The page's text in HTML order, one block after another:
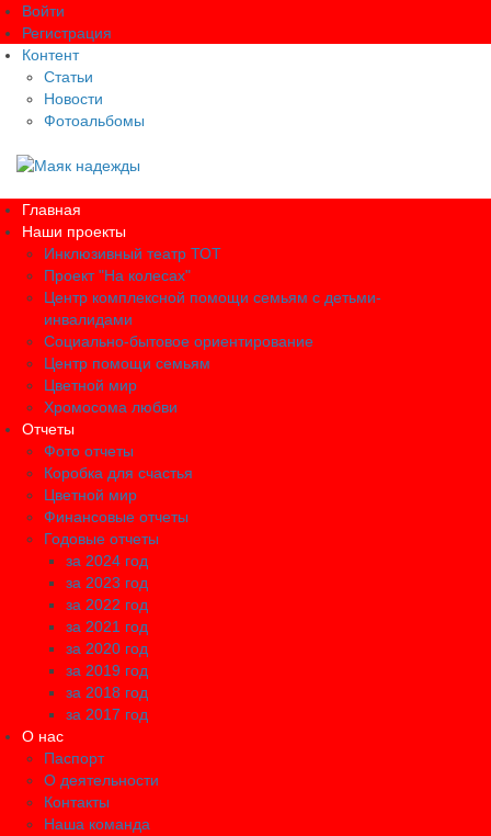
Войти
Регистрация
Контент
Статьи
Новости
Фотоальбомы
Главная
Наши проекты
Инклюзивный театр ТОТ
Проект "На колесах"
Центр комплексной помощи семьям с детьми-
инвалидами
Социально-бытовое ориентирование
Центр помощи семьям
Цветной мир
Хромосома любви
Отчеты
Фото отчеты
Коробка для счастья
Цветной мир
Финансовые отчеты
Годовые отчеты
за 2024 год
за 2023 год
за 2022 год
за 2021 год
за 2020 год
за 2019 год
за 2018 год
за 2017 год
О нас
Паспорт
О деятельности
Контакты
Наша команда